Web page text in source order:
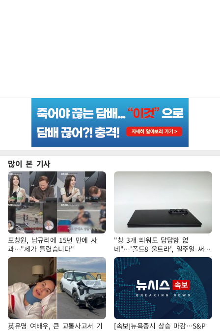
많이 본 기사
표창원, 남규리에 15년 만에 사
과…"제가 틀렸습니다"
"창 3개 띄워도 답답함 없
네"…'폴드8 울트라', 일주일 써보
니
英유명 여배우, 큰 교통사고서 기
[속보]뉴욕증시 상승 마감…S&P